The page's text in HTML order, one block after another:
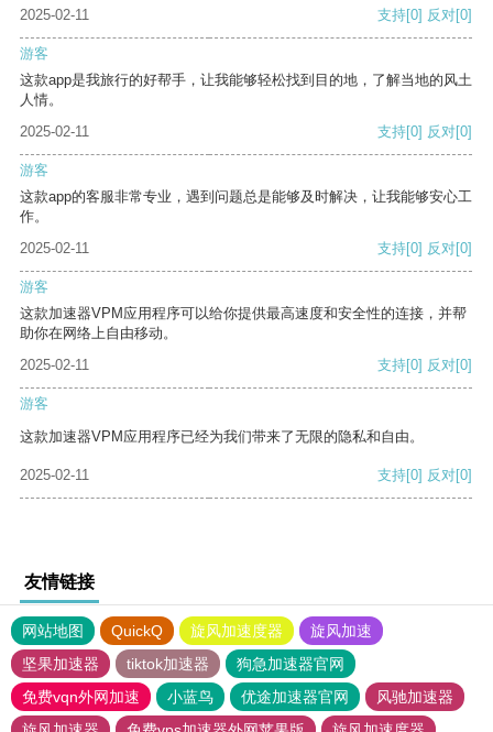
2025-02-11
支持[0] 反对[0]
游客
这款app是我旅行的好帮手，让我能够轻松找到目的地，了解当地的风土
人情。
2025-02-11
支持[0] 反对[0]
游客
这款app的客服非常专业，遇到问题总是能够及时解决，让我能够安心工
作。
2025-02-11
支持[0] 反对[0]
游客
这款加速器VPM应用程序可以给你提供最高速度和安全性的连接，并帮
助你在网络上自由移动。
2025-02-11
支持[0] 反对[0]
游客
这款加速器VPM应用程序已经为我们带来了无限的隐私和自由。
2025-02-11 支持[0] 反对[0]
友情链接
网站地图 QuickQ 旋风加速度器
旋风加速
坚果加速器
tiktok加速器
狗急加速器官网
免费vqn外网加速
小蓝鸟 优途加速器官网
风驰加速器